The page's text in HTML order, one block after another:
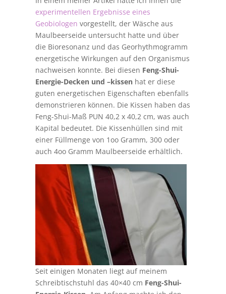
experimentellen Ergebnisse eines
Geobiologen vorgestellt, der Wäsche aus
Maulbeerseide untersucht hatte und über
die Bioresonanz und das Georhythmogramm
energetische Wirkungen auf den Organismus
nachweisen konnte. Bei diesen Feng-Shui-
Energie-Decken und –kissenhat er diese
guten energetischen Eigenschaften ebenfalls
demonstrieren können. Die Kissen haben das
Feng-Shui-Maß PUN 40,2 x 40,2 cm, was auch
Kapital bedeutet. Die Kissenhüllen sind mit
einer Füllmenge von 1oo Gramm, 300 oder
auch 4oo Gramm Maulbeerseide erhältlich.
Seit einigen Monaten liegt auf meinem
Schreibtischstuhl das 40×40 cm Feng-Shui-